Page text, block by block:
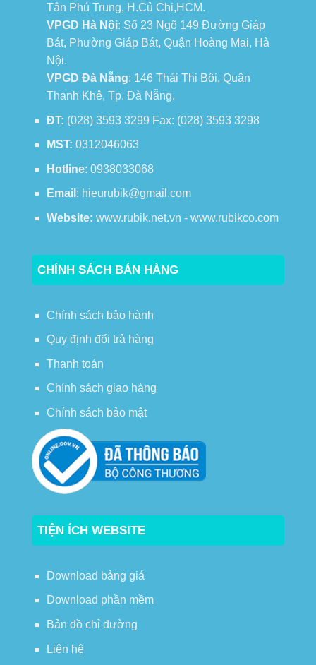
Tân Phú Trung, H.Củ Chi,HCM.
VPGD Hà Nội: Số 23 Ngõ 149 Đường Giáp
Bát, Phường Giáp Bát, Quận Hoàng Mai, Hà
Nội.
VPGD Đà Nẵng: 146 Thái Thị Bôi, Quận
Thanh Khê, Tp. Đà Nẵng.
ĐT: (028) 3593 3299 Fax: (028) 3593 3298
MST: 0312046063
Hotline: 0938033068
Email : hieurubik@gmail.com
Website: www.rubik.net.vn - www.rubikco.com
CHÍNH SÁCH BÁN HÀNG
Chính sách bảo hành
Quy định đổi trả hàng
Thanh toán
Chính sách giao hàng
Chính sách bảo mật
TIỆN ÍCH WEBSITE
Download bảng giá
Download phần mềm
Bản đồ chỉ đường
Liên hệ